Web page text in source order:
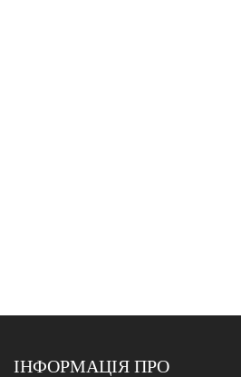
ІНФОРМАЦІЯ ПРО